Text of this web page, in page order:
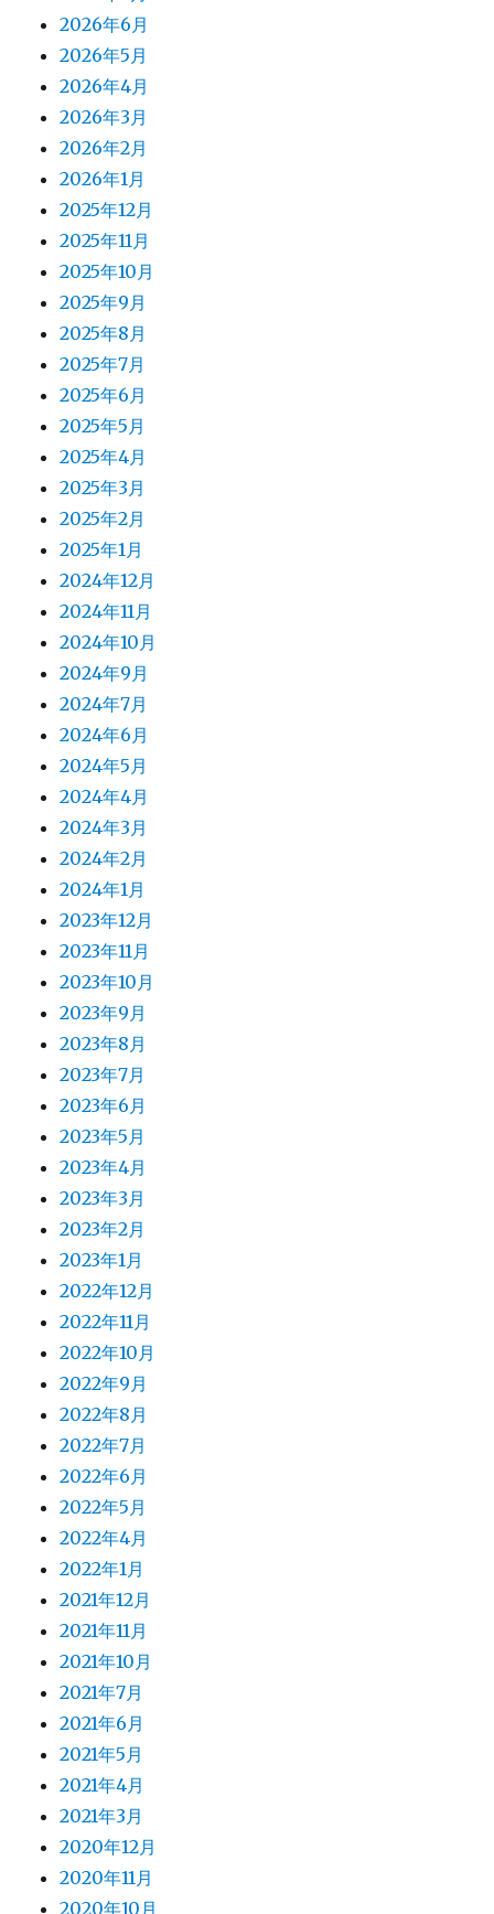
2026年6月
2026年5月
2026年4月
2026年3月
2026年2月
2026年1月
2025年12月
2025年11月
2025年10月
2025年9月
2025年8月
2025年7月
2025年6月
2025年5月
2025年4月
2025年3月
2025年2月
2025年1月
2024年12月
2024年11月
2024年10月
2024年9月
2024年7月
2024年6月
2024年5月
2024年4月
2024年3月
2024年2月
2024年1月
2023年12月
2023年11月
2023年10月
2023年9月
2023年8月
2023年7月
2023年6月
2023年5月
2023年4月
2023年3月
2023年2月
2023年1月
2022年12月
2022年11月
2022年10月
2022年9月
2022年8月
2022年7月
2022年6月
2022年5月
2022年4月
2022年1月
2021年12月
2021年11月
2021年10月
2021年7月
2021年6月
2021年5月
2021年4月
2021年3月
2020年12月
2020年11月
2020年10月